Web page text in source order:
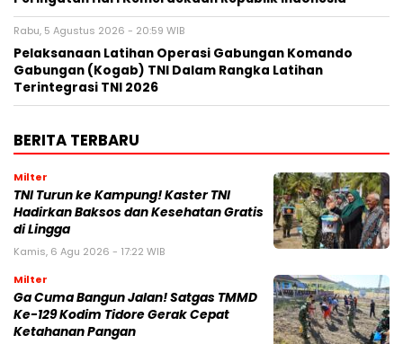
Rabu, 5 Agustus 2026 - 20:59 WIB
Pelaksanaan Latihan Operasi Gabungan Komando
Gabungan (Kogab) TNI Dalam Rangka Latihan
Terintegrasi TNI 2026
BERITA TERBARU
Milter
TNI Turun ke Kampung! Kaster TNI
Hadirkan Baksos dan Kesehatan Gratis
di Lingga
Kamis, 6 Agu 2026 - 17:22 WIB
Milter
Ga Cuma Bangun Jalan! Satgas TMMD
Ke-129 Kodim Tidore Gerak Cepat
Ketahanan Pangan